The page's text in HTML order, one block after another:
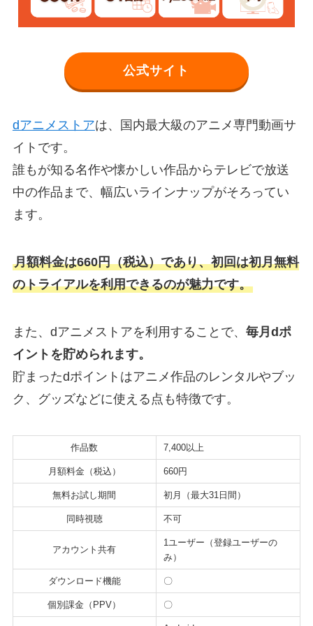
公式サイト
dアニメストアは、国内最大級のアニメ専門動画サ
イトです。
誰もが知る名作や懐かしい作品からテレビで放送
中の作品まで、幅広いラインナップがそろってい
ます。
月額料金は660円（税込）であり、初回は初月無料
のトライアルを利用できるのが魅力です。
また、dアニメストアを利用することで、 毎月dポ
イントを貯められます。
貯まったdポイントはアニメ作品のレンタルやブッ
ク、グッズなどに使える点も特徴です。
作品数 7,400以上
月額料金（税込） 660円
無料お試し期間 初月（最大31日間）
同時視聴 不可
アカウント共有
1ユーザー（登録ユーザーの
み）
ダウンロード機能 〇
個別課金（PPV） 〇